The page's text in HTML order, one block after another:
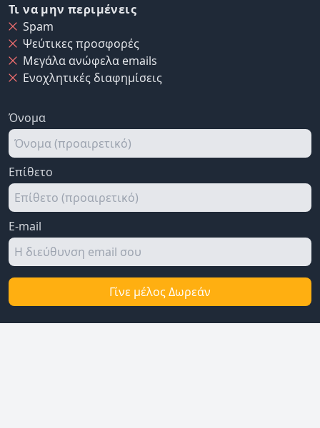
Τι να μην περιμένεις
Spam
Ψεύτικες προσφορές
Μεγάλα ανώφελα emails
Ενοχλητικές διαφημίσεις
Όνομα
Επίθετο
E-mail
Γίνε μέλος Δωρεάν